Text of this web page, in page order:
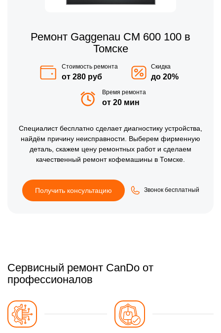
Ремонт Gaggenau CM 600 100 в
Томске
Стоимость ремонта
от 280 руб
Скидка
до 20%
Время ремонта
от 20 мин
Специалист бесплатно сделает диагностику устройства,
найдём причину неисправности. Выберем фирменную
деталь, скажем цену ремонтных работ и сделаем
качественный ремонт кофемашины в Томске.
Получить консультацию Звонок бесплатный
Сервисный ремонт CanDo от
профессионалов